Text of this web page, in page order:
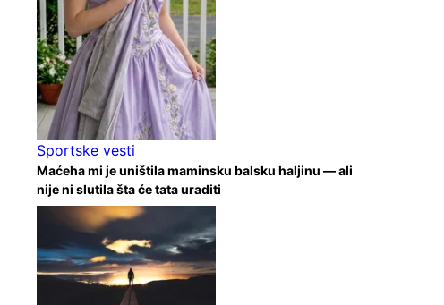
Sportske vesti
Maćeha mi je uništila maminsku balsku haljinu — ali
nije ni slutila šta će tata uraditi